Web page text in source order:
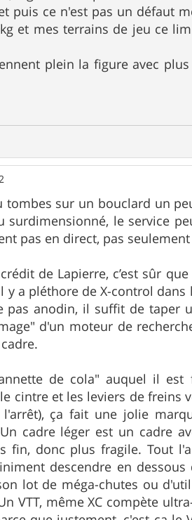
puis ce n'est pas un défaut
et mes terrains de jeu ce
plein la figure avec
tombes sur un bouclard un
le service
pas en direct, pas
de Lapierre, c’est sûr
y a pléthore de X-control
pas anodin, il suffit de taper
d'un moteur de
de cola" auquel il est
cintre et les leviers de
ça fait une jolie
cadre léger est un cadre
fin, donc plus fragile. Tout
descendre en
lot de méga-chutes ou
VTT, même XC compète